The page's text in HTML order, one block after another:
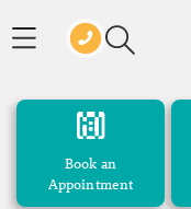
Book an
Appointment